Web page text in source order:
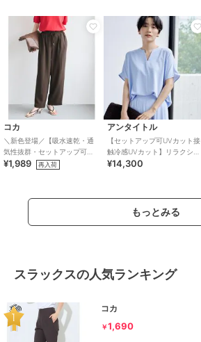
コカ
＼新色登場／【吸水速乾・通
気性抜群・セットアップ可
能】シボサテンライクイージ
¥1,989 再入荷
アンタイトル
【セットアップ可UVカット接
触冷感UVカット】リラクシー
キーVネックブラウス
¥14,300
もっとみる
スラックスの人気ランキング
コカ
￥1,690